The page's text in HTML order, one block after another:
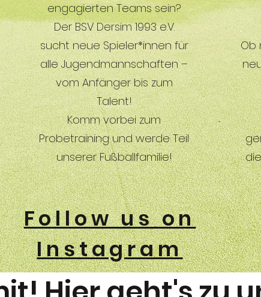
engagierten Teams sein?
Der BSV Dersim 1993 e.V.
sucht neue Spieler*innen für
alle Jugendmannschaften –
vom Anfänger bis zum
Talent!
Komm vorbei zum
Probetraining und werde Teil
unserer Fußballfamilie!
Ob
Follow us on
Instagram